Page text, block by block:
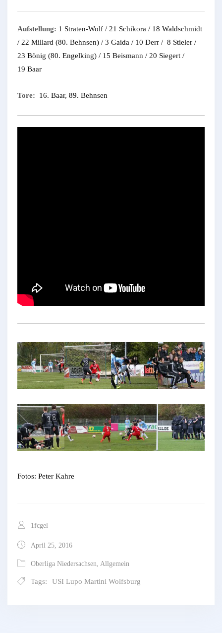
Aufstellung: 1 Straten-Wolf / 21 Schikora / 18 Waldschmidt
/ 22 Millard (80. Behnsen) / 3 Gaida / 10 Derr / 8 Stieler /
23 Bönig (80. Engelking) / 15 Beismann / 20 Siegert /
19 Baar
Tore: 16. Baar, 89. Behnsen
Fotos: Peter Kahre
1fcgel
April 25, 2016
Oberliga Niedersachsen Allgemein
Tags: USI Lupo Martini Wolfsburg